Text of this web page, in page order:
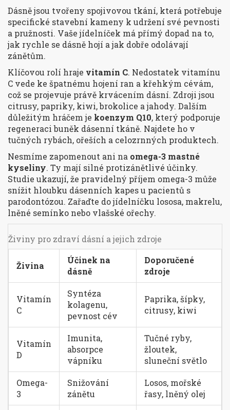
Dásně jsou tvořeny spojivovou tkání, která potřebuje
specifické stavební kameny k udržení své pevnosti
a pružnosti. Vaše jídelníček má přímý dopad na to,
jak rychle se dásně hojí a jak dobře odolávají
zánětům.
Klíčovou rolí hraje vitamín C. Nedostatek vitamínu
C vede ke špatnému hojení ran a křehkým cévám,
což se projevuje právě krvácením dásní. Zdroji jsou
citrusy, papriky, kiwi, brokolice a jahody. Dalším
důležitým hráčem je koenzym Q10, který podporuje
regeneraci buněk dásenní tkáně. Najdete ho v
tučných rybách, ořeších a celozrnných produktech.
Nesmíme zapomenout ani na omega-3 mastné
kyseliny. Ty mají silné protizánětlivé účinky.
Studie ukazují, že pravidelný příjem omega-3 může
snížit hloubku dásenních kapes u pacientů s
parodontózou. Zařaďte do jídelníčku lososa, makrelu,
lněné semínko nebo vlašské ořechy.
Živiny pro zdraví dásní a jejich zdroje
Živina
Účinek na
dásně
Doporučené
zdroje
Vitamín
C
Syntéza
kolagenu,
pevnost cév
Paprika, šípky,
citrusy, kiwi
Vitamín
D
Imunita,
absorpce
vápníku
Tučné ryby,
žloutek,
sluneční světlo
Omega-
3
Snižování
zánětu
Losos, mořské
řasy, lněný olej